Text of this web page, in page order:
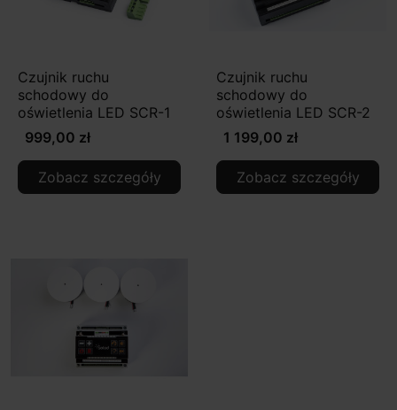
Czujnik ruchu
schodowy do
oświetlenia LED SCR-1
999,00 zł
Zobacz szczegóły
Czujnik ruchu
schodowy do
oświetlenia LED SCR-2
1 199,00 zł
Zobacz szczegóły